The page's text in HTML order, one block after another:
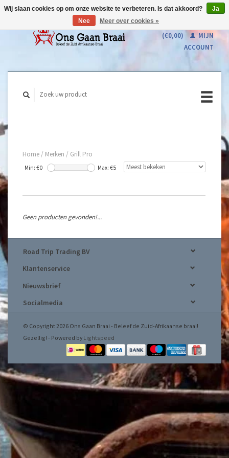
(€0,00)
MIJN
ACCOUNT
Home / Merken / Grill Pro
Min: €0 Max: €5
Geen producten gevonden!...
Road Trip Trading BV
Klantenservice
Nieuwsbrief
Socialmedia
© Copyright 2026 Ons Gaan Braai - Beleef de Zuid-Afrikaanse braai!
Gezellig! - Powered by Lightspeed
Wij slaan cookies op om onze website te verbeteren. Is dat akkoord?
Ja
Nee
Meer over cookies »